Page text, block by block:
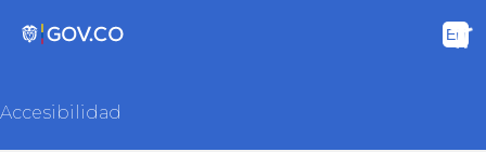
Accesibilidad